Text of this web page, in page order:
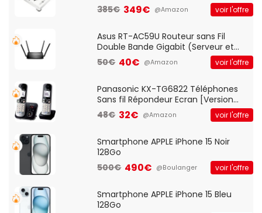
vitesses (33-45-78 trs/min) avec
pre-ampli intégré et port USB
385€ 349€ @Amazon voir l'offre
Asus RT-AC59U Routeur sans Fil
Double Bande Gigabit (Serveur et
Client VPN, Triple Vlan, Mode Point
d'accès et Bridge, contrôle Parental,
50€ 40€ @Amazon voir l'offre
Panasonic KX-TG6822 Téléphones
Sans fil Répondeur Ecran [Version
Française]
48€ 32€ @Amazon voir l'offre
Smartphone APPLE iPhone 15 Noir
128Go
500€ 490€ @Boulanger voir l'offre
Smartphone APPLE iPhone 15 Bleu
128Go